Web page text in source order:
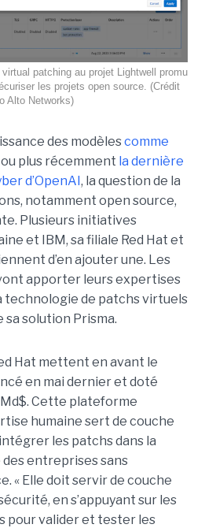
patching au projet Lightwell promu
les projets open source. (Crédit
Alto Networks)
des modèlescomme
ou plus récemment la dernière
d’OpenAI, la question de la
notamment open source,
Plusieurs initiatives
et IBM, sa filiale Red Hat et
d’en ajouter une. Les
apporter leurs expertises
technologie de patchs virtuels
sa solution Prisma.
Hat mettent en avant le
en mai dernier et doté
Cette plateforme
humaine sert de couche
les patchs dans la
entreprises sans
« Elle doit servir de couche
en s’appuyant sur les
pour valider et tester les